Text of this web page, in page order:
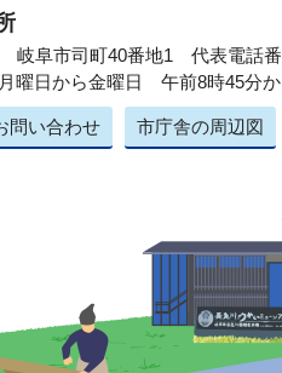
岐阜市司町40番地1 代表電話
曜日から金曜日 午前8時45分か
問い合わせ 市庁舎の周辺図